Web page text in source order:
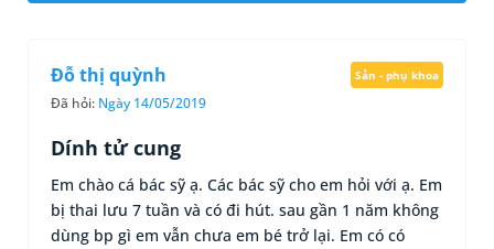
Đỗ thị quỳnh Sản - phụ khoa
Đã hỏi: Ngày 14/05/2019
Dính tử cung
Em chào cá bác sỹ ạ. Các bác sỹ cho em hỏi với ạ. Em
bị thai lưu 7 tuần và có đi hút. sau gần 1 năm không
dùng bp gì em vẫn chưa em bé trở lại. Em có có